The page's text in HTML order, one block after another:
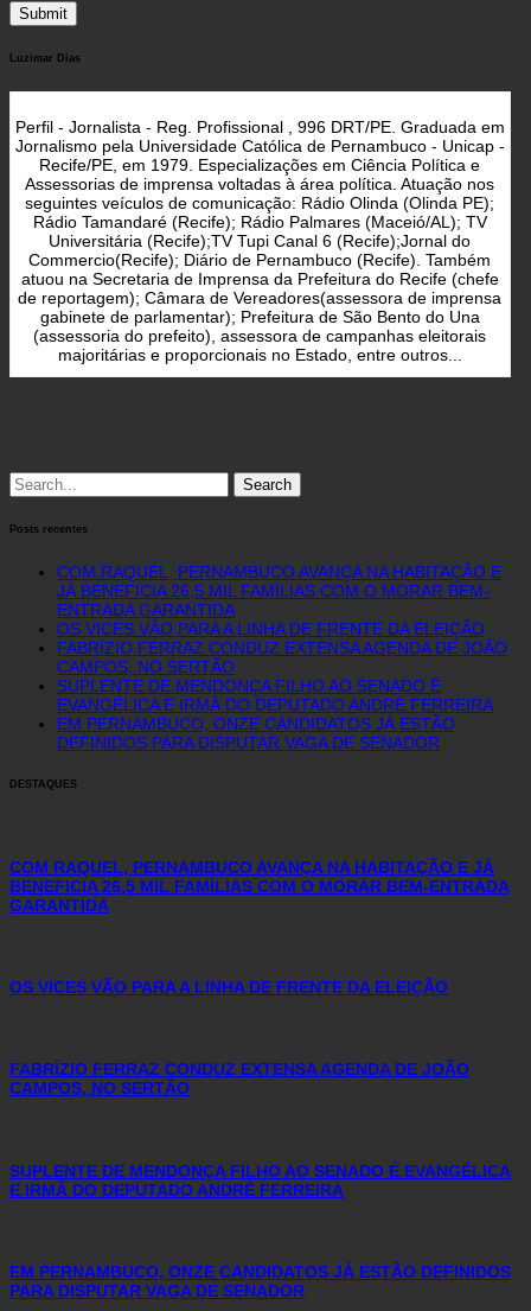
Luzimar Dias
Perfil - Jornalista - Reg. Profissional , 996 DRT/PE. Graduada em
Jornalismo pela Universidade Católica de Pernambuco - Unicap -
Recife/PE, em 1979. Especializações em Ciência Política e
Assessorias de imprensa voltadas à área política. Atuação nos
seguintes veículos de comunicação: Rádio Olinda (Olinda PE);
Rádio Tamandaré (Recife); Rádio Palmares (Maceió/AL); TV
Universitária (Recife);TV Tupi Canal 6 (Recife);Jornal do
Commercio(Recife); Diário de Pernambuco (Recife). Também
atuou na Secretaria de Imprensa da Prefeitura do Recife (chefe
de reportagem); Câmara de Vereadores(assessora de imprensa
gabinete de parlamentar); Prefeitura de São Bento do Una
(assessoria do prefeito), assessora de campanhas eleitorais
majoritárias e proporcionais no Estado, entre outros...
Search
for:
Posts recentes
COM RAQUEL, PERNAMBUCO AVANÇA NA HABITAÇÃO E
JÁ BENEFICIA 26,5 MIL FAMÍLIAS COM O MORAR BEM-
ENTRADA GARANTIDA
OS VICES VÃO PARA A LINHA DE FRENTE DA ELEIÇÃO
FABRÍZIO FERRAZ CONDUZ EXTENSA AGENDA DE JOÃO
CAMPOS, NO SERTÃO
SUPLENTE DE MENDONÇA FILHO AO SENADO É
EVANGÉLICA E IRMÃ DO DEPUTADO ANDRÉ FERREIRA
EM PERNAMBUCO, ONZE CANDIDATOS JÁ ESTÃO
DEFINIDOS PARA DISPUTAR VAGA DE SENADOR
DESTAQUES
COM RAQUEL, PERNAMBUCO AVANÇA NA HABITAÇÃO E JÁ
BENEFICIA 26,5 MIL FAMÍLIAS COM O MORAR BEM-ENTRADA
GARANTIDA
OS VICES VÃO PARA A LINHA DE FRENTE DA ELEIÇÃO
FABRÍZIO FERRAZ CONDUZ EXTENSA AGENDA DE JOÃO
CAMPOS, NO SERTÃO
SUPLENTE DE MENDONÇA FILHO AO SENADO É EVANGÉLICA
E IRMÃ DO DEPUTADO ANDRÉ FERREIRA
EM PERNAMBUCO, ONZE CANDIDATOS JÁ ESTÃO DEFINIDOS
PARA DISPUTAR VAGA DE SENADOR